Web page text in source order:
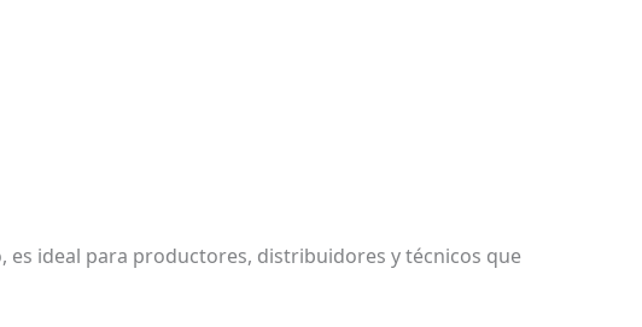
es ideal para productores, distribuidores y técnicos que